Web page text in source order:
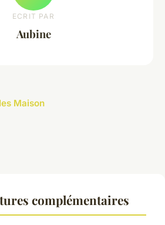
ECRIT PAR
Aubine
Maison
complémentaires